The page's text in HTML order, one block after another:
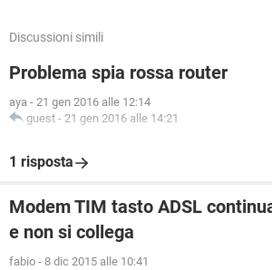
Discussioni simili
Problema spia rossa router
aya - 21 gen 2016 alle 12:14
guest - 21 gen 2016 alle 14:21
1 risposta
Modem TIM tasto ADSL
e non si collega
fabio - 8 dic 2015 alle 10:41